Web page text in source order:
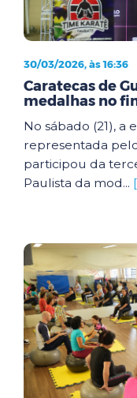
30/03/2026, às 16:36
Caratecas de
medalhas no
No sábado (21),
representada
participou da
Paulista da mod...